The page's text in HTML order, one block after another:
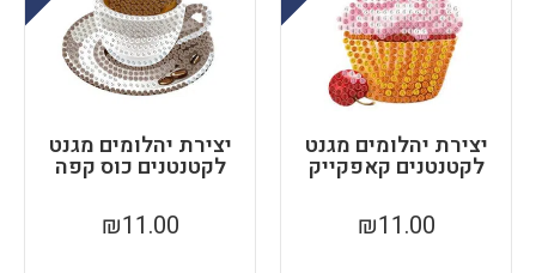
יצירת יהלומים מגנט
לקטנטנים קאפקייק
₪11.00
יצירת יהלומים מגנט
לקטנטנים כוס קפה
₪11.00